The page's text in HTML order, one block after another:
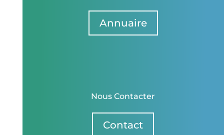
Annuaire
Nous Contacter
Contact